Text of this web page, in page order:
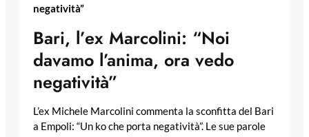
negatività”
Bari, l’ex Marcolini: “Noi
davamo l’anima, ora vedo
negatività”
L’ex Michele Marcolini commenta la sconfitta del Bari
a Empoli: “Un ko che porta negatività”. Le sue parole